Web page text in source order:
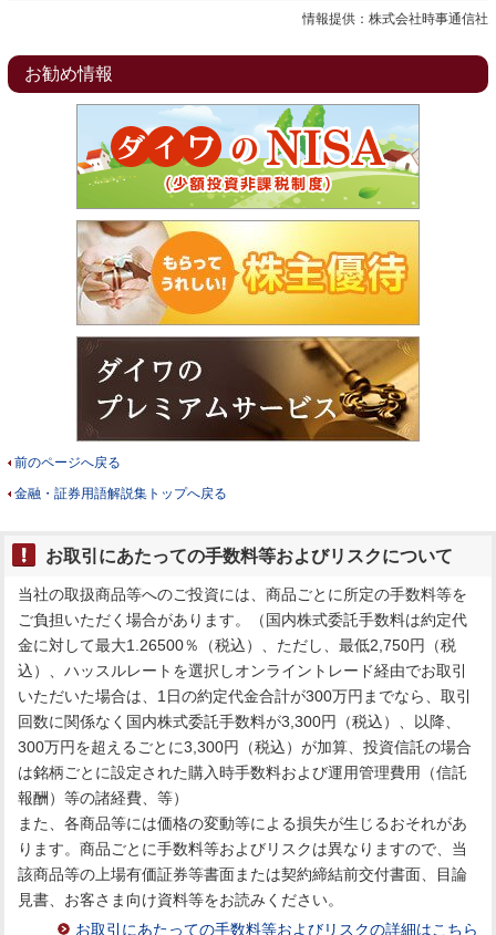
情報提供：株式会社時事通信社
お勧め情報
前のページへ戻る
金融・証券用語解説集トップへ戻る
お取引にあたっての手数料等およびリスクについて
当社の取扱商品等へのご投資には、商品ごとに所定の手数料等を
ご負担いただく場合があります。（国内株式委託手数料は約定代
金に対して最大1.26500％（税込）、ただし、最低2,750円（税
込）、ハッスルレートを選択しオンライントレード経由でお取引
いただいた場合は、1日の約定代金合計が300万円までなら、取引
回数に関係なく国内株式委託手数料が3,300円（税込）、以降、
300万円を超えるごとに3,300円（税込）が加算、投資信託の場合
は銘柄ごとに設定された購入時手数料および運用管理費用（信託
報酬）等の諸経費、等）
また、各商品等には価格の変動等による損失が生じるおそれがあ
ります。商品ごとに手数料等およびリスクは異なりますので、当
該商品等の上場有価証券等書面または契約締結前交付書面、目論
見書、お客さま向け資料等をお読みください。
お取引にあたっての手数料等およびリスクの詳細はこちら